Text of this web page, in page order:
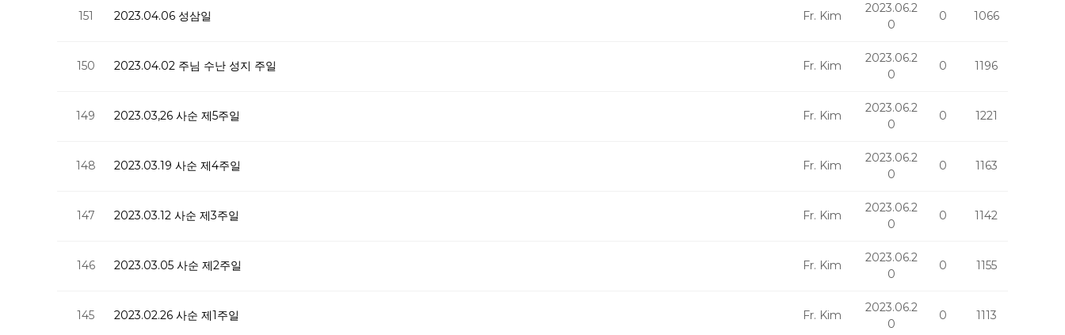
151 2023.04.06 성삼일 Fr. Kim
2023.06.2
0
0 1066
150 2023.04.02 주님 수난 성지 주일 Fr. Kim
2023.06.2
0
0 1196
149 2023.03,26 사순 제5주일 Fr. Kim
2023.06.2
0
0 1221
148 2023.03.19 사순 제4주일 Fr. Kim
2023.06.2
0
0 1163
147 2023.03.12 사순 제3주일 Fr. Kim
2023.06.2
0
0 1142
146 2023.03.05 사순 제2주일 Fr. Kim
2023.06.2
0
0 1155
145 2023.02.26 사순 제1주일 Fr. Kim
2023.06.2
0
0 1113